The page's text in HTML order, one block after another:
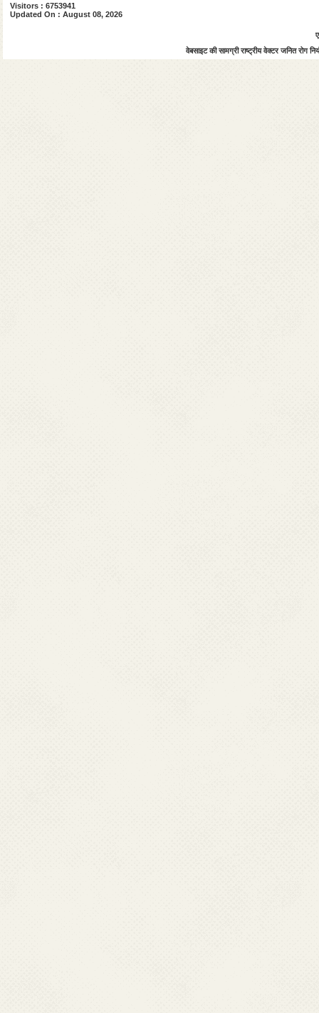
Visitors : 6753941
Updated On : August 08, 2026
वेबसाइट की सामग्री राष्ट्रीय वेक्टर जनित रोग